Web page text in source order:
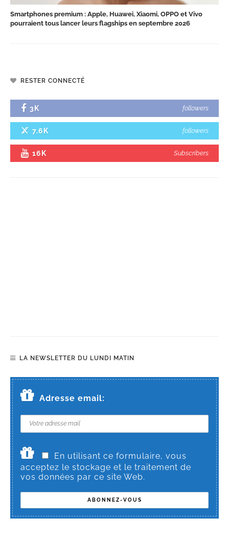
Smartphones premium : Apple, Huawei, Xiaomi, OPPO et Vivo
pourraient tous lancer leurs flagships en septembre 2026
RESTER CONNECTÉ
3K followers
7.6K followers
16K Subscribers
LA NEWSLETTER DU LUNDI MATIN
Adresse email:
En utilisant ce formulaire, vous
acceptez le stockage et le traitement de
vos données par ce site Web.